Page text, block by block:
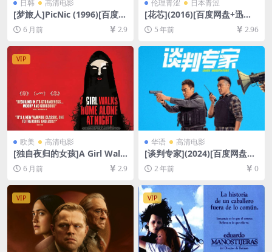
日韩 高清电影
[梦旅人]PicNic (1996)[百度网
盘+夸克网盘1080P超清未删
减资源][网盘在线播放/下载]
[MP4/4.7GB][中文字幕]
6 月前 2.9
伦理青涩 日本青涩
[花芯](2016)[百度网盘+迅雷
云盘资源1080P超清未删减]
[MP4/5.3GB][日语中字]【视
频文件+防和谐压缩包（含解
压密码）】
5 年前 2.96
VIP
欧美 高清电影
[独自夜归的女孩]A Girl Walk
s Home Alone at Night (20
14)[百度网盘+夸克网盘1080P
超清未删减资源][网盘在线播
放/下载][MP4/6.2GB][中文字
幕]
6 月前 2.9
华语 高清电影
[谈判专家](2024)[百度网盘
+夸克网盘1080P超清未删减
资源][网盘在线播放/下载][MP
4/6.7GB][粤语中字]
2 年前 0
VIP VIP